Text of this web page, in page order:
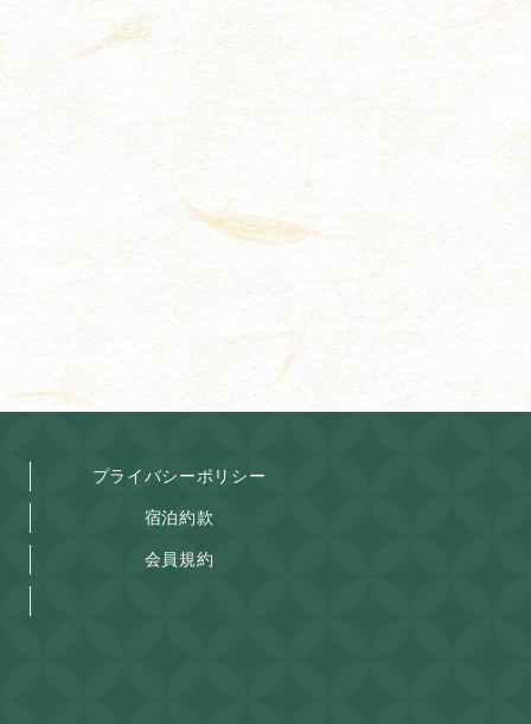
プライバシーポリシー
宿泊約款
会員規約